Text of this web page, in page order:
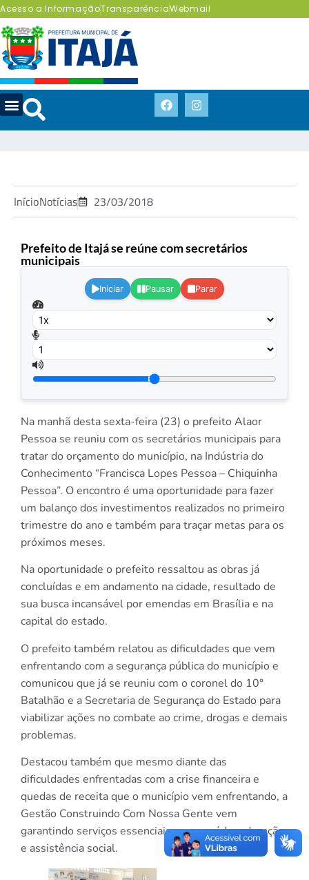
Acesso a InformaçãoTransparênciaWebmail
InícioNotícias 23/03/2018
Prefeito de Itajá se reúne com secretários
municipais
Iniciar Pausar Parar
Na manhã desta sexta-feira (23) o prefeito Alaor
Pessoa se reuniu com os secretários municipais para
tratar do orçamento do município, na Indústria do
Conhecimento “Francisca Lopes Pessoa – Chiquinha
Pessoa”. O encontro é uma oportunidade para fazer
um balanço dos investimentos realizados no primeiro
trimestre do ano e também para traçar metas para os
próximos meses.
Na oportunidade o prefeito ressaltou as obras já
concluídas e em andamento na cidade, resultado de
sua busca incansável por emendas em Brasília e na
capital do estado.
O prefeito também relatou as dificuldades que vem
enfrentando com a segurança pública do município e
comunicou que já se reuniu com o coronel do 10°
Batalhão e a Secretaria de Segurança do Estado para
viabilizar ações no combate ao crime, drogas e demais
problemas.
Destacou também que mesmo diante das
dificuldades enfrentadas com a crise financeira e
quedas de receita que o município vem enfrentando, a
Gestão Construindo Com Nossa Gente vem
garantindo serviços essenciais como saúde, educação
e assistência social.